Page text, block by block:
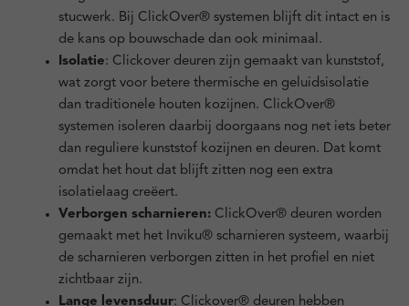
stucwerk. Bij ClickOver® systemen blijft dit intact en is
de kans op bouwschade dan ook minimaal.
Isolatie: Clickover deuren zijn gemaakt van kunststof,
wat zorgt voor betere thermische en geluidsisolatie
dan traditionele houten kozijnen. ClickOver®
systemen isoleren daarbij doorgaans nog net iets beter
dan reguliere kunststof kozijnen en deuren. Dat komt
omdat het hout dat blijft zitten nog een extra
isolatielaag creëert.
Verborgen scharnieren:ClickOver® deuren worden
gemaakt met het Inviku® scharnieren systeem, waarbij
de scharnieren verborgen zitten in het profiel en niet
zichtbaar zijn.
Lange levensduur: Clickover® deuren hebben